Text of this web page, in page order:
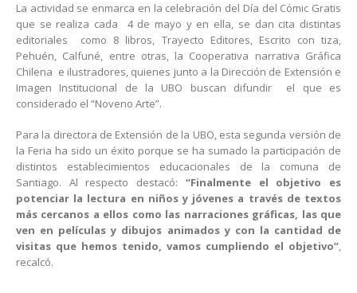
La actividad se enmarca en la celebración del Día del Cómic Gratis
que se realiza cada 4 de mayo y en ella, se dan cita distintas
editoriales como 8 libros, Trayecto Editores, Escrito con tiza,
Pehuén, Calfuné, entre otras, la Cooperativa narrativa Gráfica
Chilena e ilustradores, quienes junto a la Dirección de Extensión e
Imagen Institucional de la UBO buscan difundir el que es
considerado el “Noveno Arte”.
Para la directora de Extensión de la UBO, esta segunda versión de
la Feria ha sido un éxito porque se ha sumado la participación de
distintos establecimientos educacionales de la comuna de
Santiago. Al respecto destacó: “Finalmente el objetivo es
potenciar la lectura en niños y jóvenes a través de textos
más cercanos a ellos como las narraciones gráficas, las que
ven en películas y dibujos animados y con la cantidad de
visitas que hemos tenido, vamos cumpliendo el objetivo”,
recalcó.